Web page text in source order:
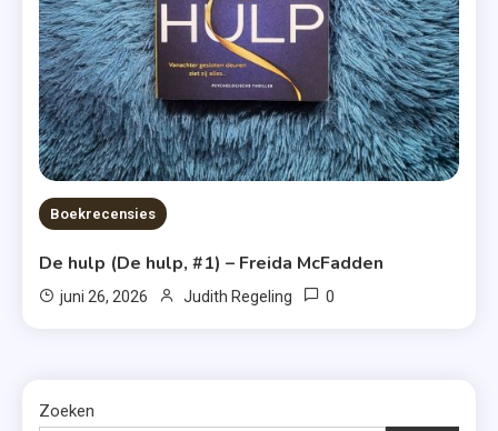
Boekrecensies
De hulp (De hulp, #1) – Freida McFadden
juni 26, 2026 Judith Regeling 0
Zoeken